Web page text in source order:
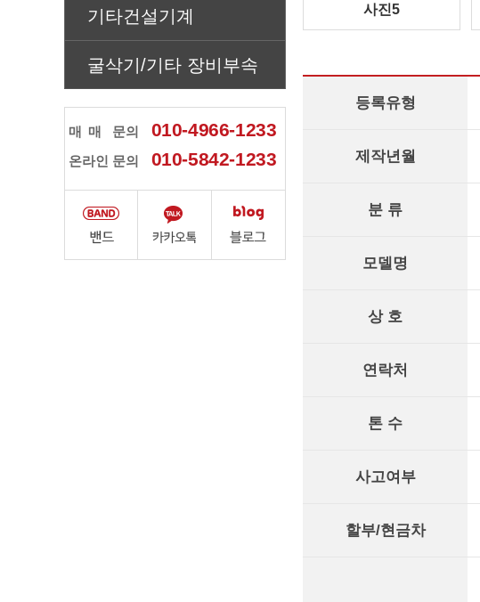
기타건설기계
굴삭기/기타 장비부속
매매 문의 010-4966-1233
온라인 문의 010-5842-1233
사진5
등록유형
제작년월
분 류
모델명
상 호
연락처
톤 수
사고여부
할부/현금차